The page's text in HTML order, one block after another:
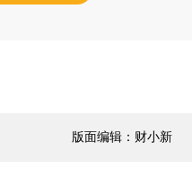
版面编辑：财小新